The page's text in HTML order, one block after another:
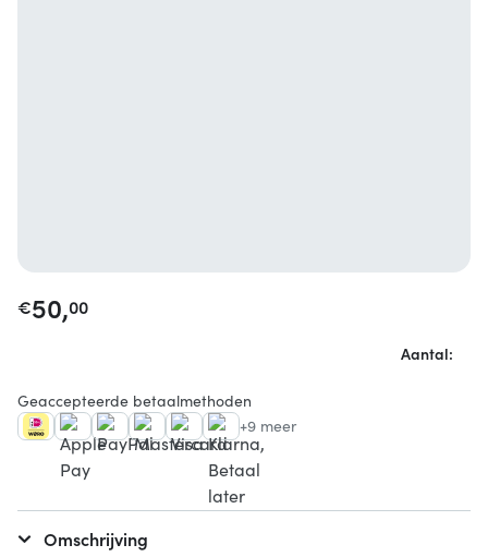
€50,00
Aantal:
Geaccepteerde betaalmethoden
+9 meer
Omschrijving